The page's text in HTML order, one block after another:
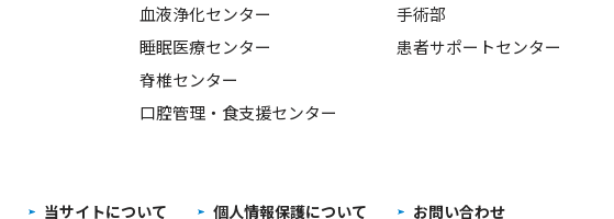
血液浄化センター
睡眠医療センター
脊椎センター
口腔管理・食支援センター
手術部
患者サポートセンター
当サイトについて 個人情報保護について お問い合わせ